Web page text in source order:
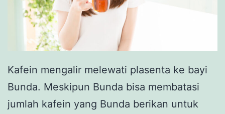
Kafein mengalir melewati plasenta ke bayi
Bunda. Meskipun Bunda bisa membatasi
jumlah kafein yang Bunda berikan untuk